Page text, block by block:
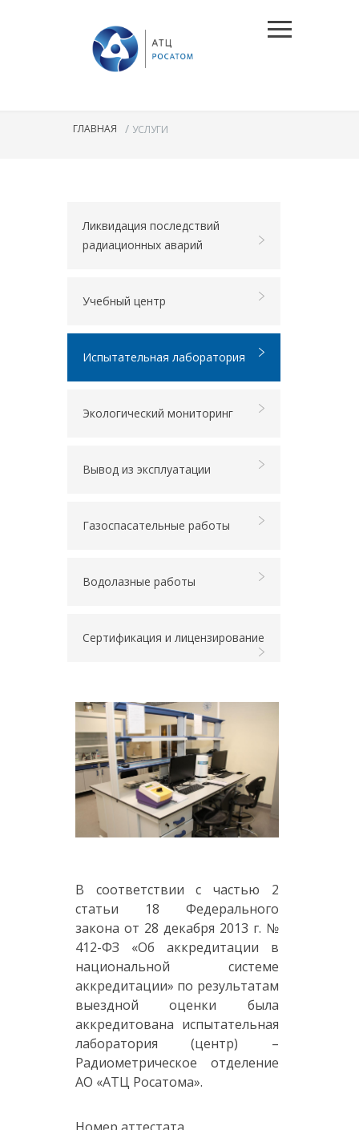
ГЛАВНАЯ / УСЛУГИ
Ликвидация последствий
радиационных аварий
Учебный центр
Испытательная лаборатория
Экологический мониторинг
Вывод из эксплуатации
Газоспасательные работы
Водолазные работы
Сертификация и лицензирование
В соответствии с частью 2
статьи 18 Федерального
закона от 28 декабря 2013 г. №
412-ФЗ «Об аккредитации в
национальной системе
аккредитации» по результатам
выездной оценки была
аккредитована испытательная
лаборатория (центр) –
Радиометрическое отделение
АО «АТЦ Росатома».